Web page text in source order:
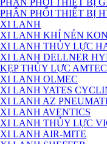
PHÂN PHỐI THIẾT BỊ
PHÂN PHỐI THIẾT BỊ
XI LANH
XI LANH KHÍ NÉN
XI LANH THỦY LỰC
XI LANH DELLNER
KẸP THỦY LỰC
XI LANH OLMEC
XI LANH YATES
XI LANH AZ
XI LANH AVENTICS
XI LANH THỦY LỰC
XI LANH AIR-MITE